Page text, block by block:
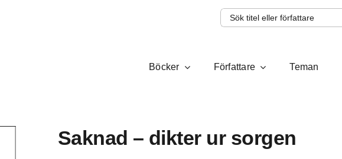
Sök
efter:
Böcker Författare Teman
Saknad – dikter ur sorgen